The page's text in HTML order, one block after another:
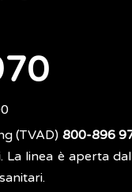
(TVAD) 800-896
La linea è aperta